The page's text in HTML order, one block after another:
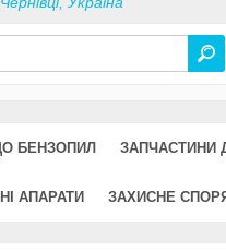
БЕНЗОПИЛ ЗАПЧАСТИНИ
АПАРАТИ ЗАХИСНЕ